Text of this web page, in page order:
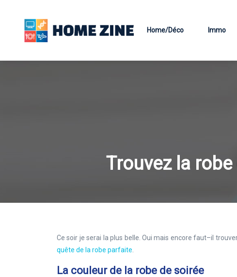
Home/Déco Immo
Trouvez la
Ce soir je serai la plus belle. Oui mais encore faut–il
quête de la robe parfaite
La couleur de la robe de soirée